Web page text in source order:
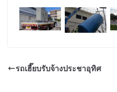
รถเฮี๊ยบรับจ้างประชาอุทิศ